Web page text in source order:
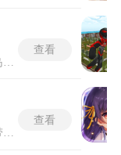
查看
沁光柠檬即兴曲汉化版能给你带来校园治愈的叙事向剧情互动，如同重回蝉鸣漫溢的盛夏高中校园，在满是柠檬汽水香气的夏日里，和身边的少年少女们共同谱写一段独属于你的青春即兴乐章。沁光柠檬即兴曲冷狐版由冷狐组进行全流程中文翻译，界面和菜单完全本地化，保留原作风味且阅读流畅，设有不同女主独立剧情线，选项影响分支与结局。自由选择不同的行动路线与对话选项，在课间的走廊和堆满习题的教室里解锁专属的心动瞬间，一步步拉近和在意的人的距离。
查看